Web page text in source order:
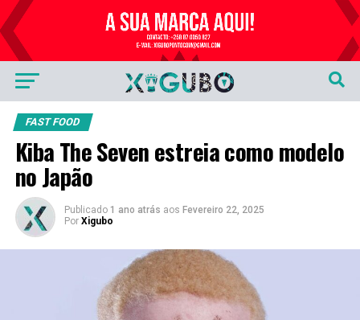
Publicidade
FAST FOOD
Kiba The Seven estreia como modelo
no Japão
Publicado 1 ano atrás aos Fevereiro 22, 2025
Por Xigubo